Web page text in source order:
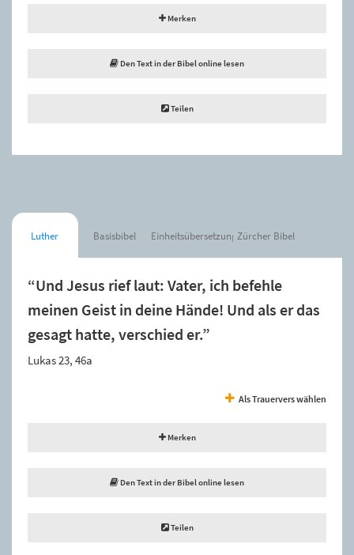
Merken
Den Text in der Bibel online lesen
Teilen
Luther Basisbibel Einheitsübersetzung Zürcher Bibel
“Und Jesus rief laut: Vater, ich befehle
meinen Geist in deine Hände! Und als er das
gesagt hatte, verschied er.”
Lukas 23, 46a
Als Trauervers wählen
Merken
Den Text in der Bibel online lesen
Teilen